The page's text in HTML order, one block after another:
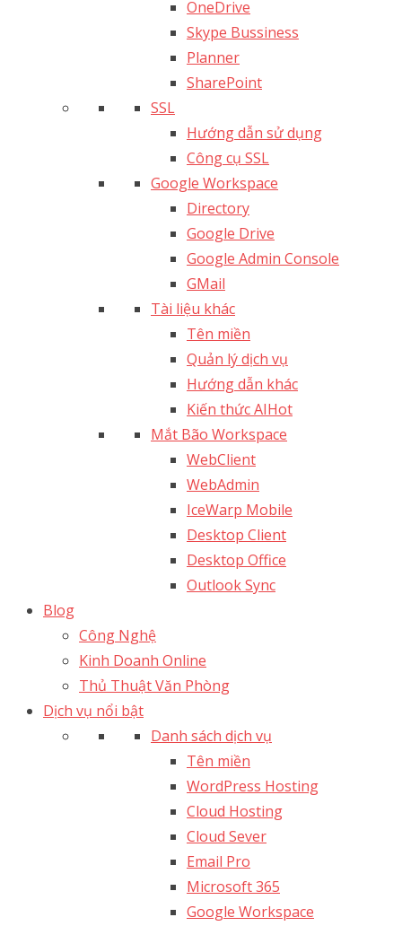
OneDrive
Skype Bussiness
Planner
SharePoint
SSL
Hướng dẫn sử dụng
Công cụ SSL
Google Workspace
Directory
Google Drive
Google Admin Console
GMail
Tài liệu khác
Tên miền
Quản lý dịch vụ
Hướng dẫn khác
Kiến thức AIHot
Mắt Bão Workspace
WebClient
WebAdmin
IceWarp Mobile
Desktop Client
Desktop Office
Outlook Sync
Blog
Công Nghệ
Kinh Doanh Online
Thủ Thuật Văn Phòng
Dịch vụ nổi bật
Danh sách dịch vụ
Tên miền
WordPress Hosting
Cloud Hosting
Cloud Sever
Email Pro
Microsoft 365
Google Workspace